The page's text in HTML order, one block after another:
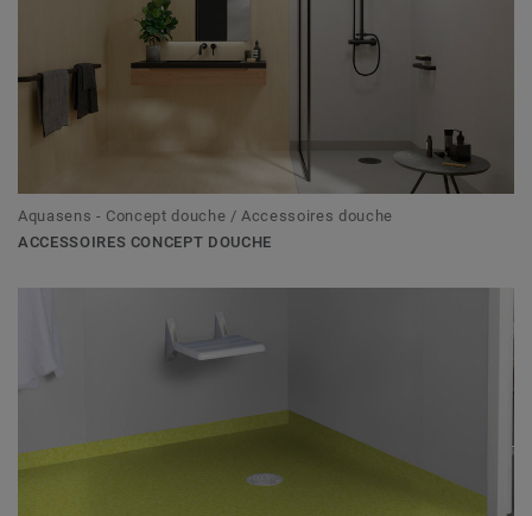
Aquasens - Concept douche / Accessoires douche
ACCESSOIRES CONCEPT DOUCHE